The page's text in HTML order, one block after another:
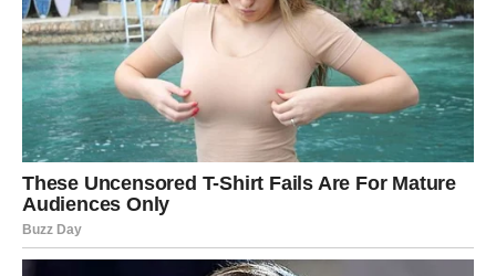
Pred vama su veoma uzbudljivi trenuci.
JARAC
Jarčevi konačno upoznaju osobu koja razumije njihovu
potrebu za sigurnošću i ozbiljnom vezom.
Pred vama je ljubav koja ima budućnost i donosi
stabilnost.